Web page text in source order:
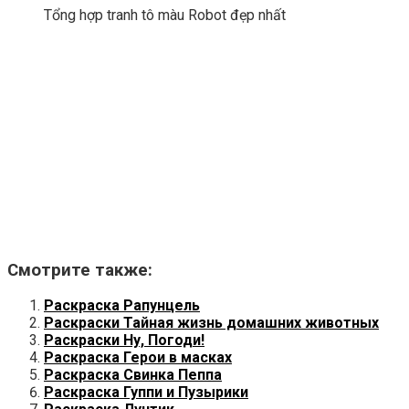
Tổng hợp tranh tô màu Robot đẹp nhất
Смотрите также:
Раскраска Рапунцель
Раскраски Тайная жизнь домашних животных
Раскраски Ну, Погоди!
Раскраска Герои в масках
Раскраска Свинка Пеппа
Раскраска Гуппи и Пузырики